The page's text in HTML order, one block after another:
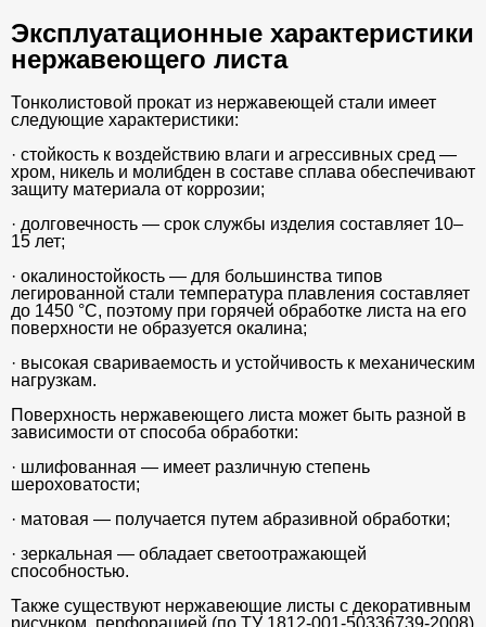
Эксплуатационные характеристики
нержавеющего листа
Тонколистовой прокат из нержавеющей стали имеет
следующие характеристики:
· стойкость к воздействию влаги и агрессивных сред —
хром, никель и молибден в составе сплава обеспечивают
защиту материала от коррозии;
· долговечность — срок службы изделия составляет 10–
15 лет;
· окалиностойкость — для большинства типов
легированной стали температура плавления составляет
до 1450 °C, поэтому при горячей обработке листа на его
поверхности не образуется окалина;
· высокая свариваемость и устойчивость к механическим
нагрузкам.
Поверхность нержавеющего листа может быть разной в
зависимости от способа обработки:
· шлифованная — имеет различную степень
шероховатости;
· матовая — получается путем абразивной обработки;
· зеркальная — обладает светоотражающей
способностью.
Также существуют нержавеющие листы с декоративным
рисунком, перфорацией (по ТУ 1812-001-50336739-2008)